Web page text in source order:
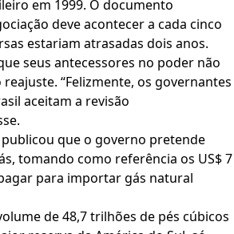
em 1999. O documento
deve acontecer a cada cinco
estariam atrasadas dois anos.
seus antecessores no poder não
“Felizmente, os governantes
aceitam a revisão
publicou que o governo pretende
tomando como referência os US$ 7
para importar gás natural
de 48,7 trilhões de pés cúbicos